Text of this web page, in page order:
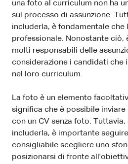
una foto al curriculum non ha
sul processo di assunzione.
includerla, è fondamentale che
professionale. Nonostante ciò,
molti responsabili delle
considerazione i candidati che
nel loro curriculum.
La foto è un elemento
significa che è possibile
con un CV senza foto. Tuttavia,
includerla, è importante
consigliabile scegliere uno
posizionarsi di fronte